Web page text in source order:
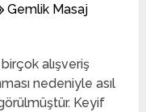
Gemlik Masaj
alışveriş
nedeniyle asıl
Keyif